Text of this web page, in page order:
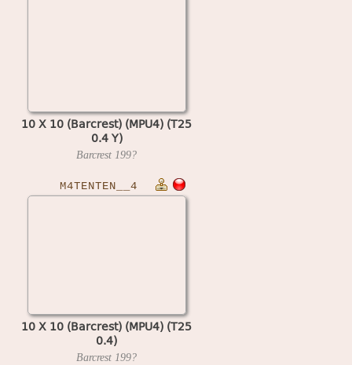
10 X 10 (Barcrest) (MPU4) (T25
0.4 Y)
Barcrest 199?
M4TENTEN__4
10 X 10 (Barcrest) (MPU4) (T25
0.4)
Barcrest 199?